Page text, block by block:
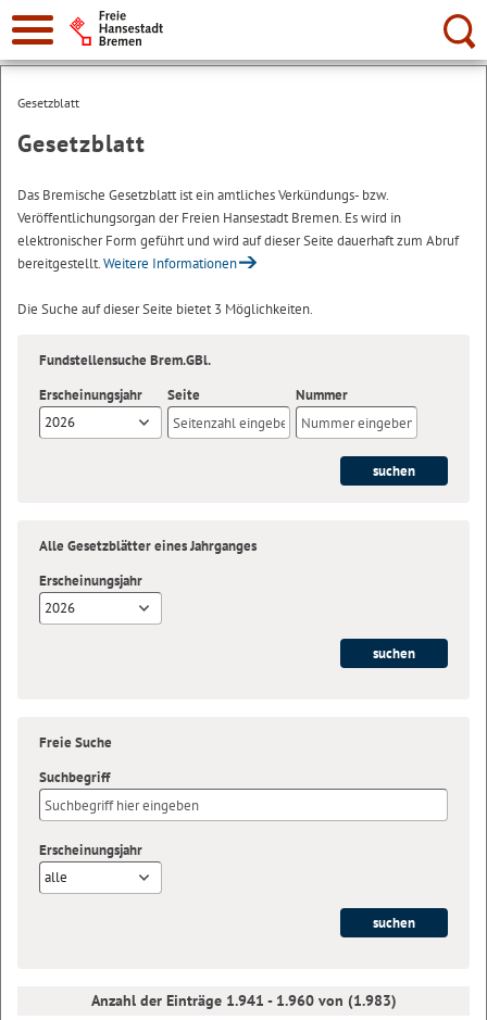
Suche:
Gesetzblatt
Gesetzblatt
Das Bremische Gesetzblatt ist ein amtliches Verkündungs- bzw.
Veröffentlichungsorgan der Freien Hansestadt Bremen. Es wird in
elektronischer Form geführt und wird auf dieser Seite dauerhaft zum Abruf
bereitgestellt.Weitere Informationen
Die Suche auf dieser Seite bietet 3 Möglichkeiten.
Fundstellensuche Brem.GBl.
Erscheinungsjahr
2026
Seite Nummer
Alle Gesetzblätter eines Jahrganges
Erscheinungsjahr
2026
Freie Suche
Suchbegriff
Erscheinungsjahr
alle
Anzahl der Einträge 1.941 - 1.960 von (1.983)